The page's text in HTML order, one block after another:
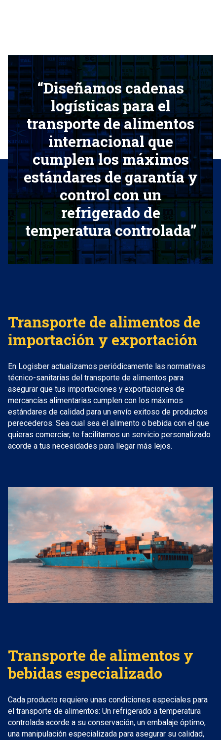
“Diseñamos cadenas
logísticas para el
transporte de alimentos
internacional que
cumplen los máximos
estándares de garantía y
control con un
refrigerado de
temperatura controlada”
Transporte de alimentos de
importación y exportación
En Logisber actualizamos periódicamente las normativas
técnico-sanitarias del transporte de alimentos para
asegurar que tus importaciones y exportaciones de
mercancías alimentarias cumplen con los máximos
estándares de calidad para un envío exitoso de productos
perecederos. Sea cual sea el alimento o bebida con el que
quieras comerciar, te facilitamos un servicio personalizado
acorde a tus necesidades para llegar más lejos.
Transporte de alimentos y
bebidas especializado
Cada producto requiere unas condiciones especiales para
el transporte de alimentos: Un refrigerado a temperatura
controlada acorde a su conservación, un embalaje óptimo,
una manipulación especializada para asegurar su calidad,